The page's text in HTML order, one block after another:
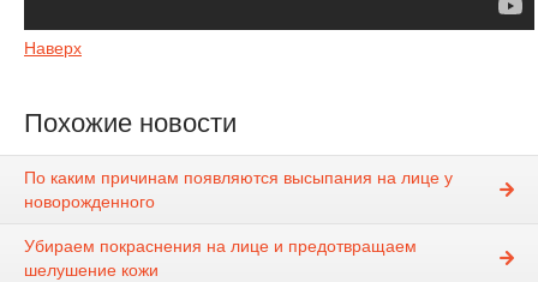
Наверх
Похожие новости
По каким причинам появляются высыпания на лице у
новорожденного
Убираем покраснения на лице и предотвращаем
шелушение кожи